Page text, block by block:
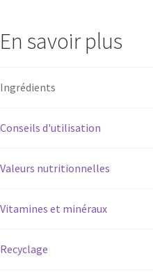
En savoir plus
Ingrédients
Conseils d'utilisation
Valeurs nutritionnelles
Vitamines et minéraux
Recyclage